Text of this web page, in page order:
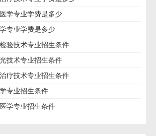
学专业学费是多少
专业学费是多少
验技术专业招生条件
技术专业招生条件
疗技术专业招生条件
专业招生条件
学专业招生条件